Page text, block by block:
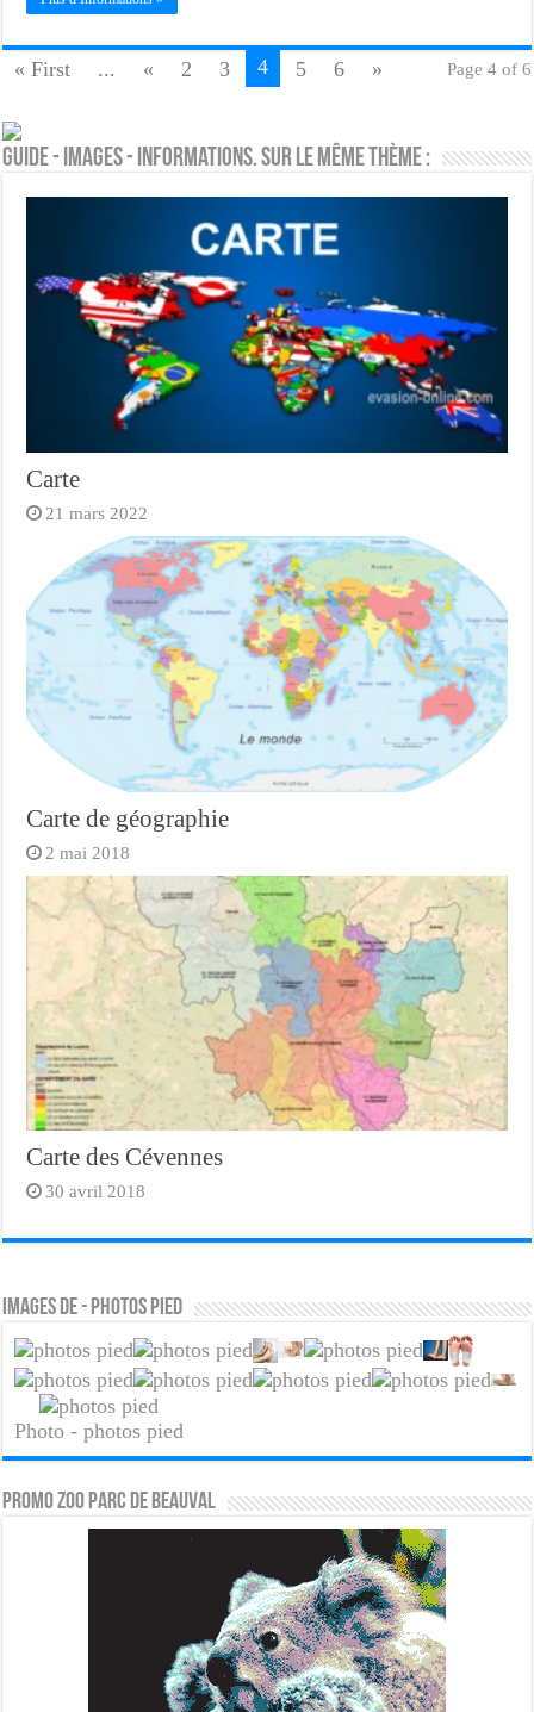
Page 4 of 6
« First ... « 2 3 4 5 6 »
Guide - Images - Informations. Sur le même thème :
Carte
21 mars 2022
Carte de géographie
2 mai 2018
Carte des Cévennes
30 avril 2018
Images de - photos pied
Photo - photos pied
PROMO ZOO PARC DE BEAUVAL